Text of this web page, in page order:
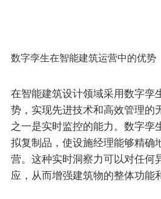
数字孪生在智能建筑运营中的优势
在智能建筑设计领域采用数字孪
势，实现先进技术和高效管理的
之一是实时监控的能力。数字孪
拟复制品，使设施经理能够精确
营。这种实时洞察力可以对任何
应，从而增强建筑物的整体功能